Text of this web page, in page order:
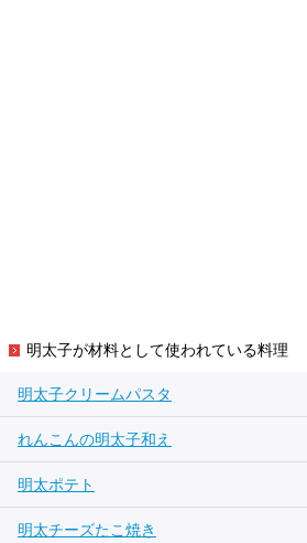
明太子が材料として使われている料理
明太子クリームパスタ
れんこんの明太子和え
明太ポテト
明太チーズたこ焼き